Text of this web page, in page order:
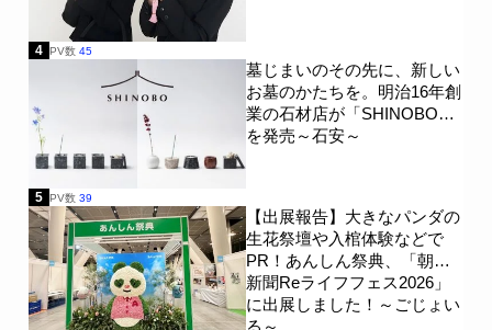
4 PV数 45
墓じまいのその先に、新しい
お墓のかたちを。明治16年創
業の石材店が「SHINOBO」
を発売～石安～
5 PV数 39
【出展報告】大きなパンダの
生花祭壇や入棺体験などで
PR！あんしん祭典、「朝日
新聞Reライフフェス2026」
に出展しました！～ごじょい